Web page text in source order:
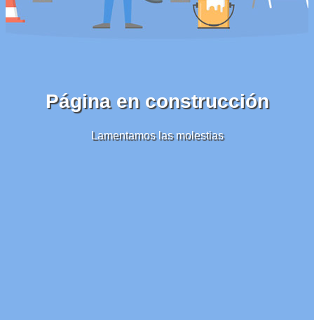
Página en construcción
Lamentamos las molestias